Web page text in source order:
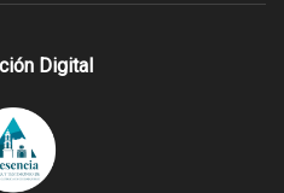
Digital